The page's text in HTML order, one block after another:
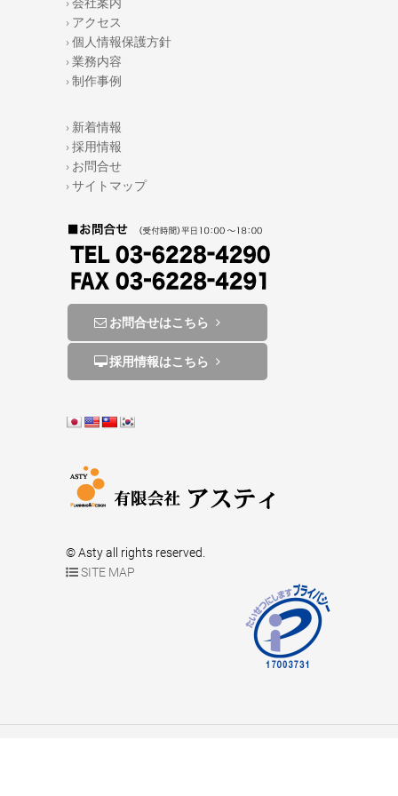
o
o
k
› アクセス
› 個人情報保護方針
› 業務内容
› 制作事例
› 新着情報
› 採用情報
› お問合せ
› サイトマップ
お問合せはこちら
採用情報はこちら
© Asty all rights reserved.
SITE MAP